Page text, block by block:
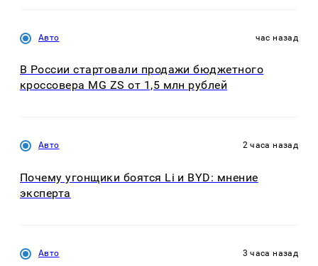
Авто час назад
В России стартовали продажи бюджетного
кроссовера MG ZS от 1,5 млн рублей
Авто 2 часа назад
Почему угонщики боятся Li и BYD: мнение
эксперта
Авто 3 часа назад